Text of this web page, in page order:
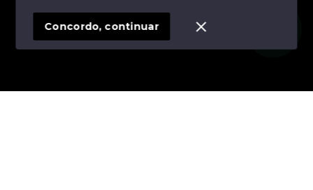
SITE PARA IMOBILIARIA
Concordo, continuar